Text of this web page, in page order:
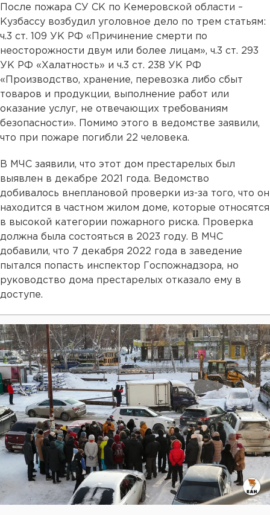
После пожара СУ СК по Кемеровской области –
Кузбассу возбудил уголовное дело по трем статьям:
ч.3 ст. 109 УК РФ «Причинение смерти по
неосторожности двум или более лицам», ч.3 ст. 293
УК РФ «Халатность» и ч.3 ст. 238 УК РФ
«Производство, хранение, перевозка либо сбыт
товаров и продукции, выполнение работ или
оказание услуг, не отвечающих требованиям
безопасности». Помимо этого в ведомстве заявили,
что при пожаре погибли 22 человека.
В МЧС заявили, что этот дом престарелых был
выявлен в декабре 2021 года. Ведомство
добивалось внеплановой проверки из-за того, что он
находится в частном жилом доме, которые относятся
в высокой категории пожарного риска. Проверка
должна была состояться в 2023 году. В МЧС
добавили, что 7 декабря 2022 года в заведение
пытался попасть инспектор Госпожнадзора, но
руководство дома престарелых отказало ему в
доступе.